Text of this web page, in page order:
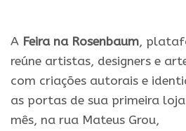
A Feira na Rosenbaum,
reúne artistas, designers e
com criações autorais e
as portas de sua primeira loja
mês, na rua Mateus Grou,